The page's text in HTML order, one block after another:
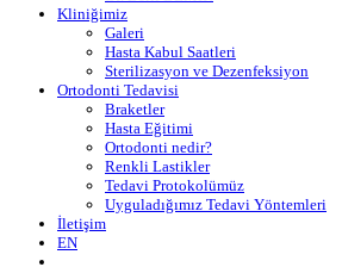
Kliniğimiz
Galeri
Hasta Kabul Saatleri
Sterilizasyon ve Dezenfeksiyon
Ortodonti Tedavisi
Braketler
Hasta Eğitimi
Ortodonti nedir?
Renkli Lastikler
Tedavi Protokolümüz
Uyguladığımız Tedavi Yöntemleri
İletişim
EN